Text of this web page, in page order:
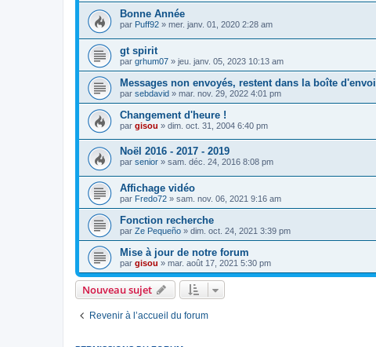
Bonne Année
par Puff92 » mer. janv. 01, 2020 2:28 am
gt spirit
par grhum07 » jeu. janv. 05, 2023 10:13 am
Messages non envoyés, restent dans la boîte d'envoi
par sebdavid » mar. nov. 29, 2022 4:01 pm
Changement d'heure !
par gisou » dim. oct. 31, 2004 6:40 pm
Noël 2016 - 2017 - 2019
par senior » sam. déc. 24, 2016 8:08 pm
Affichage vidéo
par Fredo72 » sam. nov. 06, 2021 9:16 am
Fonction recherche
par Ze Pequeño » dim. oct. 24, 2021 3:39 pm
Mise à jour de notre forum
par gisou » mar. août 17, 2021 5:30 pm
Nouveau sujet
Revenir à l’accueil du forum